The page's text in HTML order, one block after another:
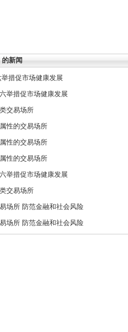
的新闻
措促市场健康发展
举措促市场健康发展
交易场所
性的交易场所
性的交易场所
性的交易场所
举措促市场健康发展
交易场所
场所 防范金融和社会风险
场所 防范金融和社会风险